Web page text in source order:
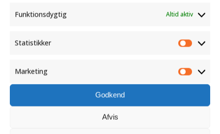
Funktionsdygtig Altid aktiv
Statistikker
Marketing
Godkend
Afvis